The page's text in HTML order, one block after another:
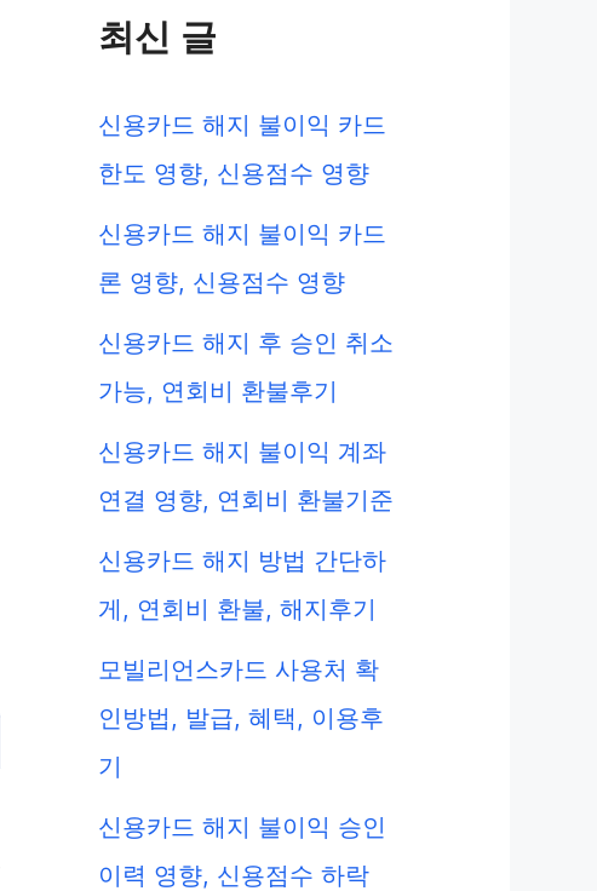
최신 글
신용카드 해지 불이익 카드
한도 영향, 신용점수 영향
신용카드 해지 불이익 카드
론 영향, 신용점수 영향
신용카드 해지 후 승인 취소
가능, 연회비 환불후기
신용카드 해지 불이익 계좌
연결 영향, 연회비 환불기준
신용카드 해지 방법 간단하
게, 연회비 환불, 해지후기
모빌리언스카드 사용처 확
인방법, 발급, 혜택, 이용후
기
신용카드 해지 불이익 승인
이력 영향, 신용점수 하락